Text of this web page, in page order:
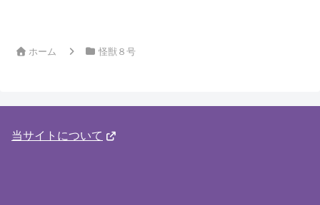
ホーム 怪獣８号
当サイトについて